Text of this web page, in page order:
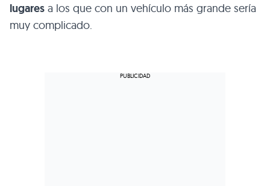
lugares a los que con un vehículo más grande sería
muy complicado.